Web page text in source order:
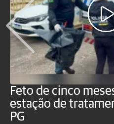
Feto de cinco
estação de
PG